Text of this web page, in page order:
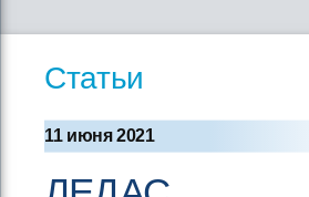
Статьи
11 июня 2021